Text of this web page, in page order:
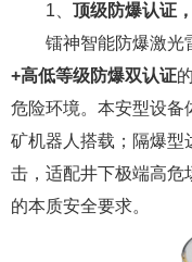
1、 顶级防爆认证
镭神智能防爆激光
+高低等级防爆双认证
危险环境。本安型设备
矿机器人搭载；隔爆型
击，适配井下极端高危
的本质安全要求。